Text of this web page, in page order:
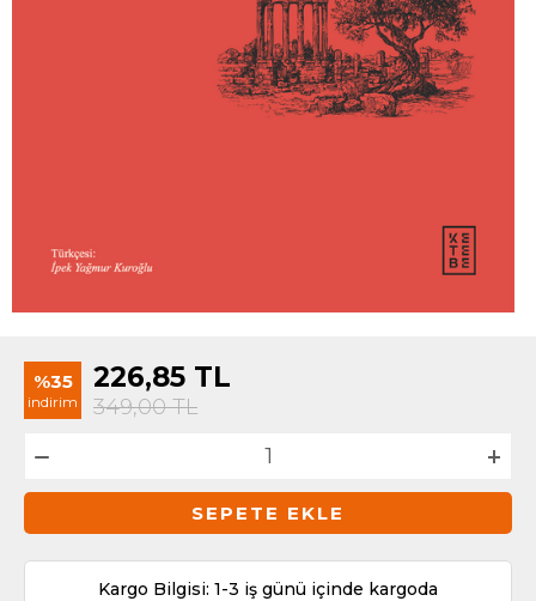
%35
indirim
226,85 TL
349,00TL
SEPETE EKLE
Kargo Bilgisi: 1-3 iş günü içinde kargoda